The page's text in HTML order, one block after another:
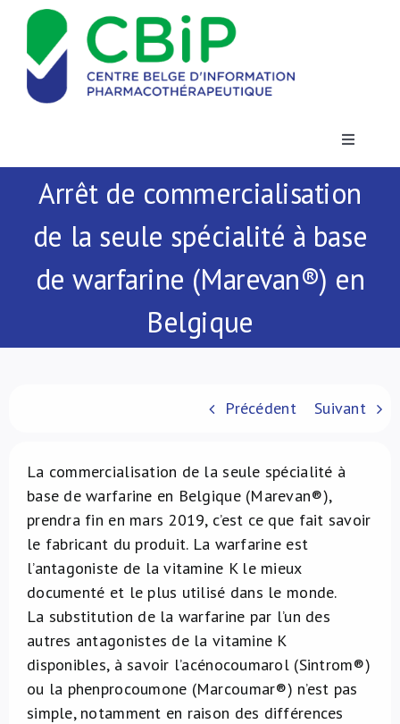
Passer
contenu
Toggle
Actualités
Publications
NL
Arrêt de commercialisation
de la seule spécialité à base
de warfarine (Marevan®) en
Belgique
Précédent Suivant
La commercialisation de la seule spécialité à
base de warfarine en Belgique (Marevan®),
prendra fin en mars 2019, c’est ce que fait savoir
le fabricant du produit. La warfarine est
l’antagoniste de la vitamine K le mieux
documenté et le plus utilisé dans le monde.
La substitution de la warfarine par l’un des
autres antagonistes de la vitamine K
disponibles, à savoir l’acénocoumarol (Sintrom®)
ou la phenprocoumone (Marcoumar®) n’est pas
simple, notamment en raison des différences